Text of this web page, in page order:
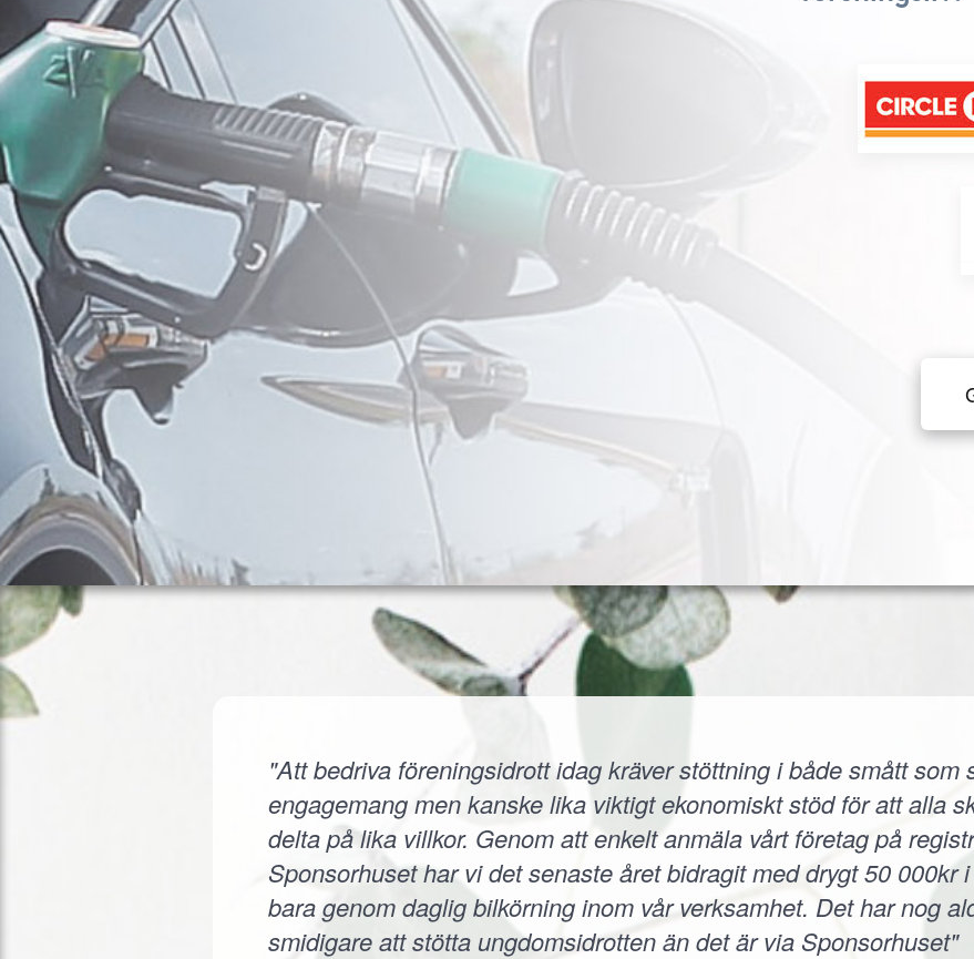
"Att bedriva föreningsidrott idag kräver stöttning i både smått som
engagemang men kanske lika viktigt ekonomiskt stöd för att alla
delta på lika villkor. Genom att enkelt anmäla vårt företag på
Sponsorhuset har vi det senaste året bidragit med drygt 50 000kr
bara genom daglig bilkörning inom vår verksamhet. Det har nog
smidigare att stötta ungdomsidrotten än det är via Sponsorhuset"